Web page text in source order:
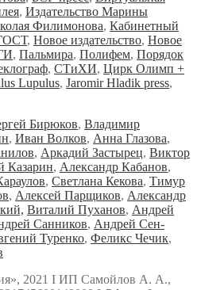
, Издательство Марины
Филимонова, Кабинетный
, Новое издательство, Новое
, Пальмира, Полифем, Порядок
, СТиХИ, Цирк Олимп +
Lupulus, Jaromir Hladik press,
Бирюков, Владимир
, Иван Волков, Анна Глазова,
, Аркадий Застырец, Виктор
Казарин, Александр Кабанов,
, Светлана Кекова, Тимур
, Алексей Парщиков, Александр
Виталий Пуханов, Андрей
Санников, Андрей Сен-
Туренко, Феликс Чечик,
2021 Ι ИП Самойлов А. А.,